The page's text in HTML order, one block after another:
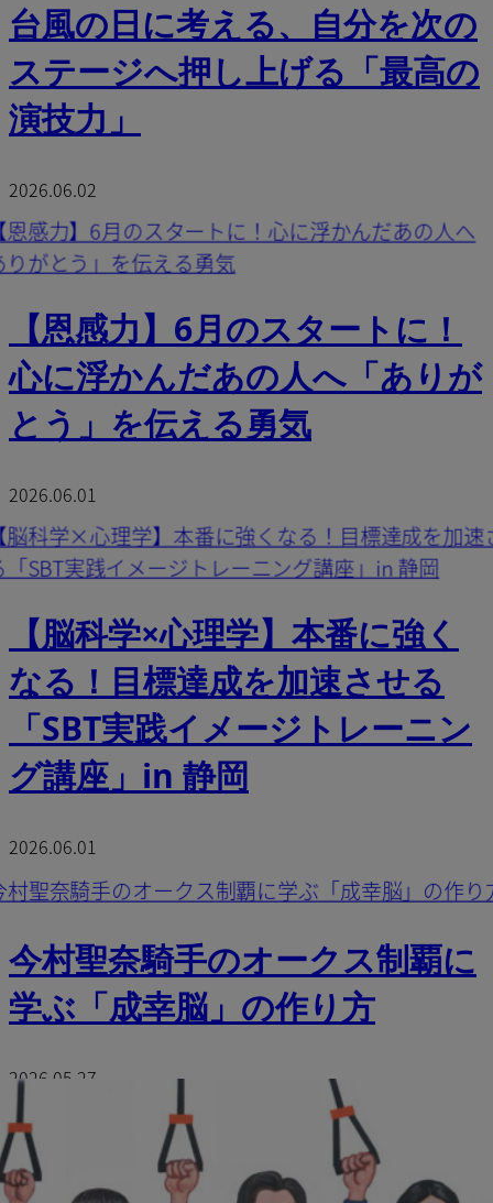
台風の日に考える、自分を次の
ステージへ押し上げる「最高の
演技力」
2026.06.02
【恩感力】6月のスタートに！
心に浮かんだあの人へ「ありが
とう」を伝える勇気
2026.06.01
【脳科学×心理学】本番に強く
なる！目標達成を加速させる
「SBT実践イメージトレーニン
グ講座」in 静岡
2026.06.01
今村聖奈騎手のオークス制覇に
学ぶ「成幸脳」の作り方
2026.05.27